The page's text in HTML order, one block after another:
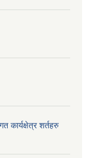
कार्यक्षेत्र शर्तहरु